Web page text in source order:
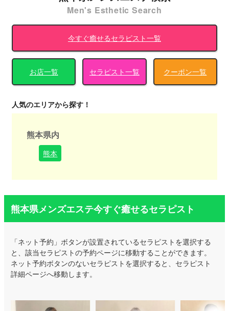
Men's Esthetic Search
今すぐ癒せるセラピスト一覧
お店一覧 セラピスト一覧 クーポン一覧
人気のエリアから探す！
熊本県内
熊本
熊本県メンズエステ今すぐ癒せるセラピスト
「ネット予約」ボタンが設置されているセラピストを選択する
と、該当セラピストの予約ページに移動することができます。
ネット予約ボタンのないセラピストを選択すると、セラピスト
詳細ページへ移動します。